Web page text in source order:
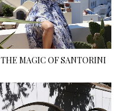
THE MAGIC OF SANTORINI